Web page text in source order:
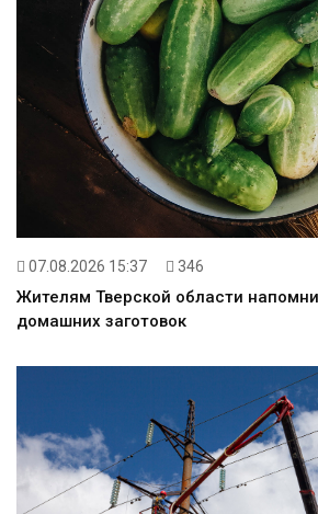
07.08.2026 15:37 346
Жителям Тверской области
домашних заготовок